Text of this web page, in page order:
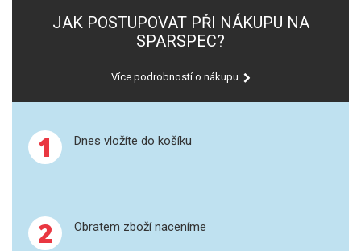
GRAFITOVÉ KELÍMKY
MS/SPM
PŘÍSLUŠENSTVÍ PRO MS
AFM SONDY
SNOM
JAK POSTUPOVAT PŘI NÁKUPU NA
SPARSPEC?
Více podrobností o nákupu
1 Dnes vložíte do košíku
2 Obratem zboží naceníme